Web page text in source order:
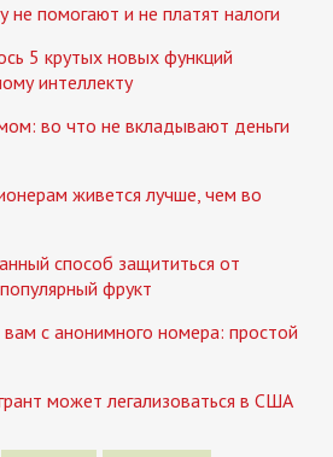
не помогают и не платят налоги
5 крутых новых функций
интеллекту
во что не вкладывают деньги
живется лучше, чем во
способ защититься от
фрукт
вам с анонимного номера: простой
может легализоваться в США